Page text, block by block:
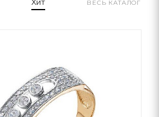
ВЕСЬ КАТАЛОГ